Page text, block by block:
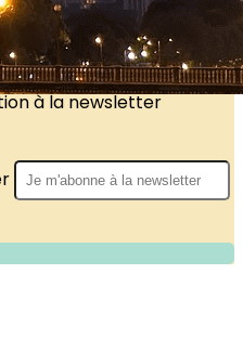
à la newsletter